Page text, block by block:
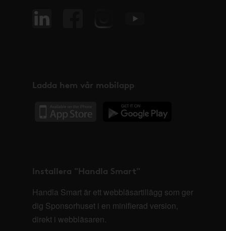
Ladda hem vår mobilapp
Installera "Handla Smart"
Handla Smart är ett webbläsartillägg som ger
dig Sponsorhuset i en minifierad version,
direkt i webbläsaren.